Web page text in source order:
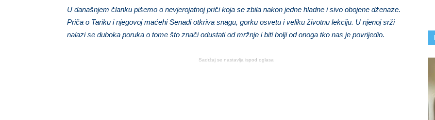
U današnjem članku pišemo o nevjerojatnoj priči koja se zbila nakon jedne hladne i sivo obojene dženaze.
Priča o Tariku i njegovoj maćehi Senadi otkriva snagu, gorku osvetu i veliku životnu lekciju. U njenoj srži
nalazi se duboka poruka o tome što znači odustati od mržnje i biti bolji od onoga tko nas je povrijedio.
Sadržaj se nastavlja ispod oglasa